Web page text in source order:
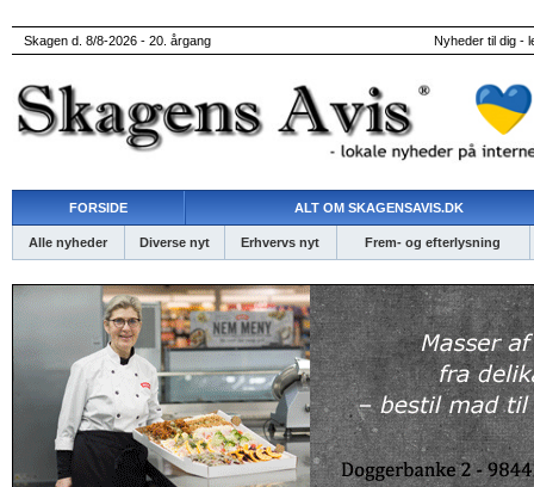
Skagen d. 8/8-2026 - 20. årgang Nyheder til dig -
FORSIDE ALT OM SKAGENSAVIS.DK
Alle nyheder Diverse nyt Erhvervs nyt Frem- og efterlysning